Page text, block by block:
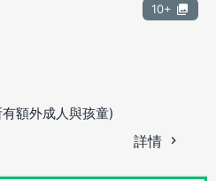
10+
額外成人與孩童)
詳情